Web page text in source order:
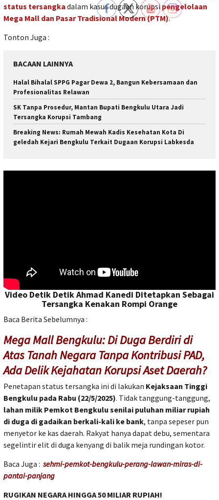
status tersangka dalam kasus dugaan korupsi pengelolaan
Mega Mall dan Pasar Tradisional Modern (PTM).
Tonton Juga :
BACAAN LAINNYA
Halal Bihalal SPPG Pagar Dewa 2, Bangun Kebersamaan dan
Profesionalitas Relawan
SK Tanpa Prosedur, Mantan Bupati Bengkulu Utara Jadi
Tersangka Korupsi Tambang
Breaking News: Rumah Mewah Kadis Kesehatan Kota Di
geledah Kejari Bengkulu Terkait Dugaan Korupsi Labkesda
Video Detik Detik Ahmad Kanedi Ditetapkan Sebagai
Tersangka Kenakan Rompi Orange
Baca Berita Sebelumnya :
Mega Mall Bengkulu: Di Duga Berdiri di
Atas Tanah Negara Tanpa Kontribusi PAD,
Ada Delik Kejahatan Korupsi Aset Daerah?
Penetapan status tersangka ini di lakukan Kejaksaan Tinggi
Bengkulu pada Rabu (22/5/2025). Tidak tanggung-tanggung,
lahan milik Pemkot Bengkulu senilai puluhan miliar rupiah
di duga di gadaikan berkali-kali ke bank, tanpa sepeser pun
menyetor ke kas daerah. Rakyat hanya dapat debu, sementara
segelintir elit di duga kenyang di balik meja rundingan kotor.
Baca Juga : sehmi-pemkot-bengkulu-perang-lawan-miras-di-
pantai-panjang
RUGIKAN NEGARA HINGGA 50 MILIAR RUPIAH!